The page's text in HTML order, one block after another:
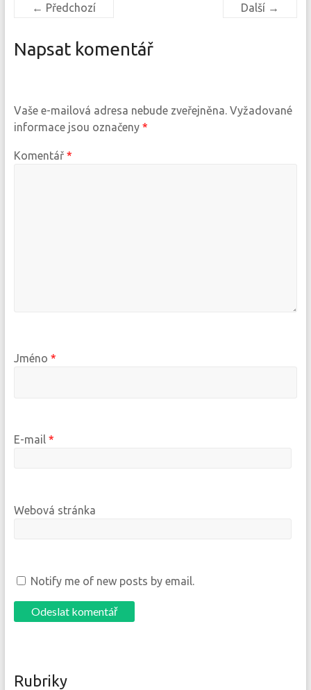
← Předchozí Další →
Napsat komentář
Vaše e-mailová adresa nebude zveřejněna. Vyžadované
informace jsou označeny *
Komentář *
Jméno *
E-mail *
Webová stránka
Notify me of new posts by email.
Rubriky